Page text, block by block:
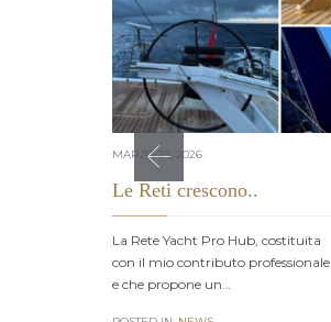
MARZO 25, 2026
Le Reti crescono..
La Rete Yacht Pro Hub, costituita
con il mio contributo professionale,
e che propone un…